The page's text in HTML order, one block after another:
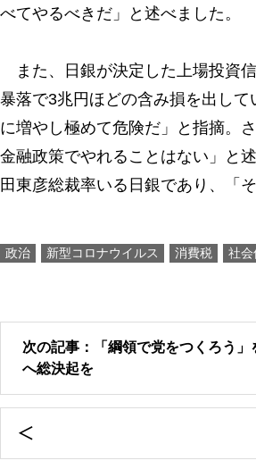
べてやるべきだ」と述べました。
また、日銀が決定した上場投資
暴落で3兆円ほどの含み損を出し
に増やし極めて危険だ」と指摘。
金融政策でやれることはない」と
田東彦総裁率いる日銀であり、「
政治 新型コロナウイルス 消費税 社会
次の記事：「綱領で党をつくろう
へ総決起を